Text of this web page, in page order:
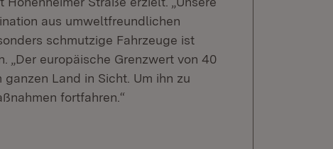
aus umweltfreundlichen
schmutzige Fahrzeuge ist
„Der europäische Grenzwert von 40
Land in Sicht. Um ihn zu
fortfahren.“